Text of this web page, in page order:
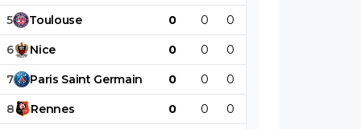
5 Toulouse 0 0 0
6 Nice 0 0 0
7 Paris Saint Germain 0 0 0
8 Rennes 0 0 0